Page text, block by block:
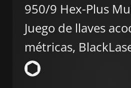
950/9 Hex-Plus
Juego de llaves
métricas,